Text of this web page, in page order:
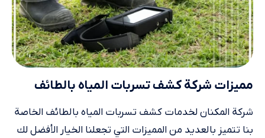
مميزات شركة كشف تسربات المياه بالطائف
شركة المكنان لخدمات كشف تسربات المياه بالطائف الخاصة
بنا تتميز بالعديد من المميزات التي تجعلنا الخيار الأفضل لك